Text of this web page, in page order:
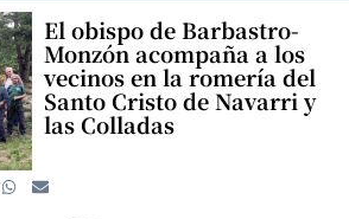
El obispo de Barbastro-
Monzón acompaña a los
vecinos en la romería del
Santo Cristo de Navarri y
las Colladas